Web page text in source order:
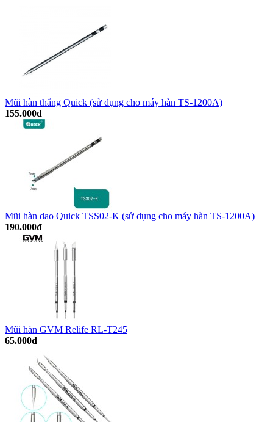
Mũi hàn thẳng Quick (sử dụng cho máy hàn TS-1200A)
155.000đ
Mũi hàn dao Quick TSS02-K (sử dụng cho máy hàn TS-1200A)
190.000đ
Mũi hàn GVM Relife RL-T245
65.000đ